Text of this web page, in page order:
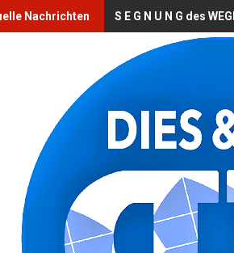
Nachrichten S E G N U N G des